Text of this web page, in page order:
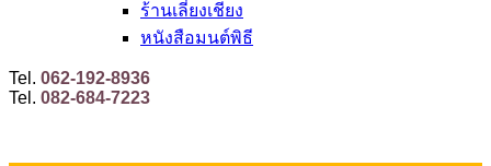
ร้านเลี่ยงเชียง
หนังสือมนต์พิธี
Tel. 062-192-8936
Tel. 082-684-7223